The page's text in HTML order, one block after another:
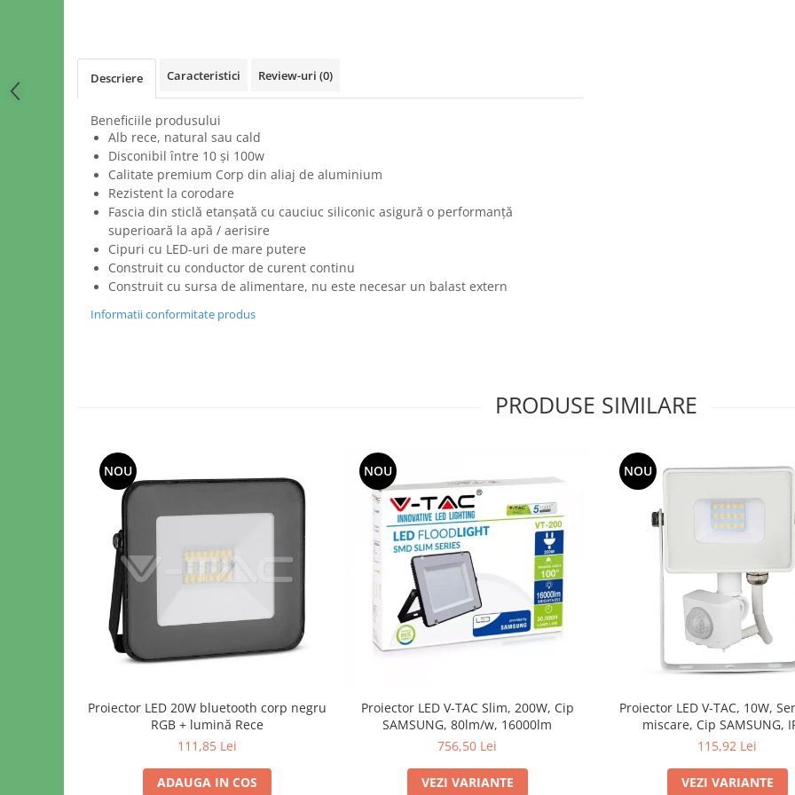
Descriere Caracteristici Review-uri (0)
Beneficiile produsului
Alb rece, natural sau cald
Disconibil între 10 și 100w
Calitate premium Corp din aliaj de aluminium
Rezistent la corodare
Fascia din sticlă etanșată cu cauciuc siliconic asigură o performanță
superioară la apă / aerisire
Cipuri cu LED-uri de mare putere
Construit cu conductor de curent continu
Construit cu sursa de alimentare, nu este necesar un balast extern
Informatii conformitate produs
PRODUSE SIMILARE
NOU
Proiector LED 20W bluetooth corp negru
RGB + lumină Rece
111,85 Lei
ADAUGA IN COS
NOU
Proiector LED V-TAC Slim, 200W, Cip
SAMSUNG, 80lm/w, 16000lm
756,50 Lei
VEZI VARIANTE
NOU
Proiector LED V-TAC, 10W,
miscare, Cip SAMSUNG,
115,92 Lei
VEZI VARIANTE